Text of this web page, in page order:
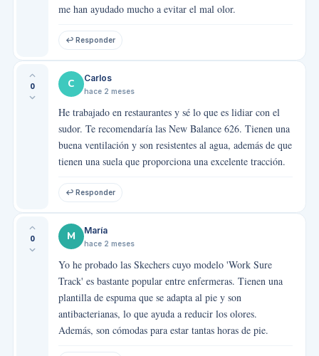
me han ayudado mucho a evitar el mal olor.
↩ Responder
0 C Carlos
hace 2 meses
He trabajado en restaurantes y sé lo que es lidiar con el
sudor. Te recomendaría las New Balance 626. Tienen una
buena ventilación y son resistentes al agua, además de que
tienen una suela que proporciona una excelente tracción.
↩ Responder
0 M María
hace 2 meses
Yo he probado las Skechers cuyo modelo 'Work Sure
Track' es bastante popular entre enfermeras. Tienen una
plantilla de espuma que se adapta al pie y son
antibacterianas, lo que ayuda a reducir los olores.
Además, son cómodas para estar tantas horas de pie.